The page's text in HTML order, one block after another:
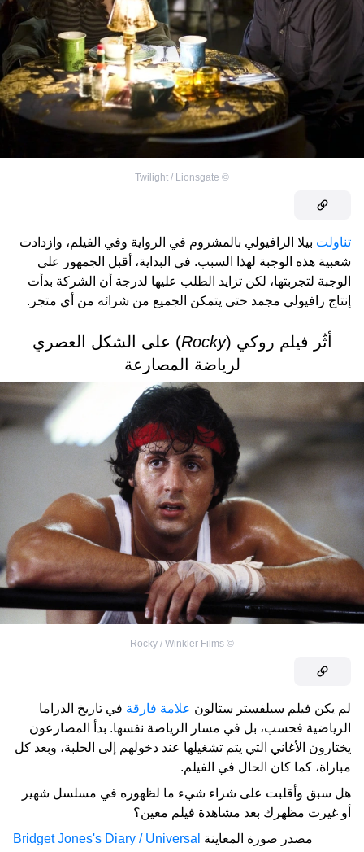
©
Twilight / Lionsgate
تناولت بيلا الرافيولي بالمشروم في الرواية وفي الفيلم، وازدادت
شعبية هذه الوجبة لهذا السبب. في البداية، أقبل الجمهور على
الوجبة لتجربتها، لكن تزايد الطلب عليها لدرجة أن الشركة بدأت
إنتاج رافيولي مجمد حتى يتمكن الجميع من شرائه من أي متجر.
أثّر فيلم روكي (Rocky) على الشكل العصري
لرياضة المصارعة
©
Rocky / Winkler Films
لم يكن فيلم سيلفستر ستالون علامة فارقة في تاريخ الدراما
الرياضية فحسب، بل في مسار الرياضة نفسها. بدأ المصارعون
يختارون الأغاني التي يتم تشغيلها عند دخولهم إلى الحلبة، وبعد كل
مباراة، كما كان الحال في الفيلم.
هل سبق وأقلبت على شراء شيء ما لظهوره في مسلسل شهير
أو غيرت مظهرك بعد مشاهدة فيلم معين؟
مصدر صورة المعاينة Bridget Jones's Diary / Universal